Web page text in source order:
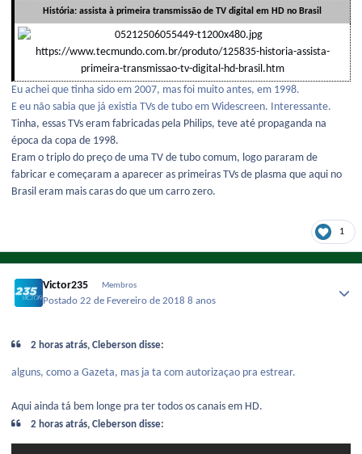
História: assista à primeira transmissão de TV digital em HD no Brasil
https://www.tecmundo.com.br/produto/125835-historia-assista-
primeira-transmissao-tv-digital-hd-brasil.htm
Eu achei que tinha sido em 2007, mas foi muito antes, em 1998.
E eu não sabia que já existia TVs de tubo em Widescreen. Interessante.
Tinha, essas TVs eram fabricadas pela Philips, teve até propaganda na
época da copa de 1998.
Eram o triplo do preço de uma TV de tubo comum, logo pararam de
fabricar e começaram a aparecer as primeiras TVs de plasma que aqui no
Brasil eram mais caras do que um carro zero.
1
Victor235 Membros
Postado22 de Fevereiro de 20188 anos
2 horas atrás, Cleberson disse:
alguns, como a Gazeta, mas ja ta com autorizaçao pra estrear.
Aqui ainda tá bem longe pra ter todos os canais em HD.
2 horas atrás, Cleberson disse: